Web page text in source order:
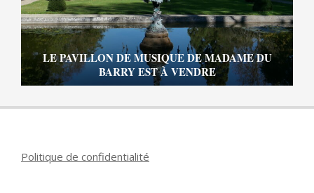
LE PAVILLON DE MUSIQUE DE MADAME DU
BARRY EST À VENDRE
Politique de confidentialité